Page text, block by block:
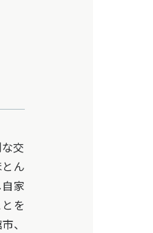
交
ん
家
を
、